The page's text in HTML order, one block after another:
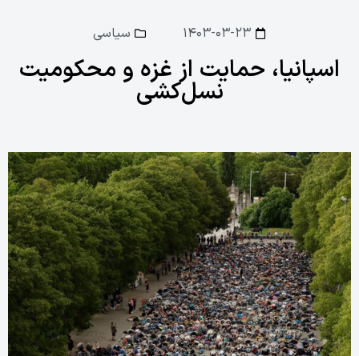
۱۴۰۳-۰۳-۲۳ سیاسی
اسپانیا، حمایت از غزه و محکومیت
نسل‌کشی